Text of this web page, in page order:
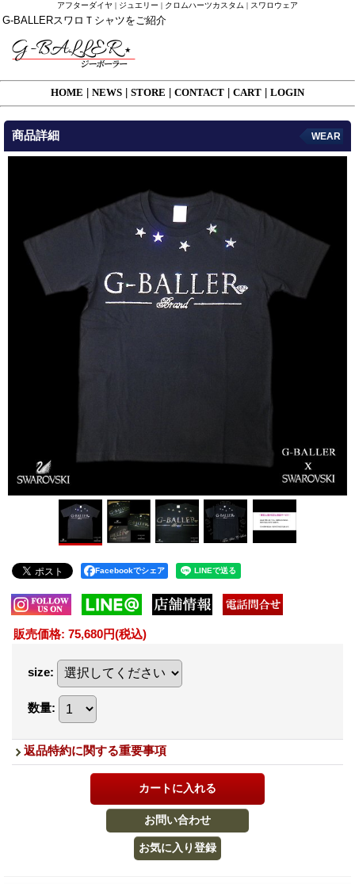
アフターダイヤ | ジュエリー | クロムハーツカスタム | スワロウェア
G-BALLERスワロＴシャツをご紹介
HOME NEWS STORE CONTACT CART LOGIN
商品詳細 WEAR
Facebookでシェア
販売価格: 75,680円(税込)
size:
数量:
返品特約に関する重要事項